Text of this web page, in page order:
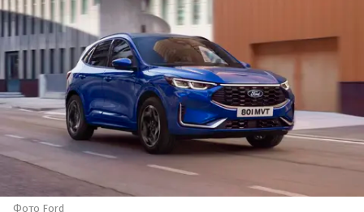
Фото Ford